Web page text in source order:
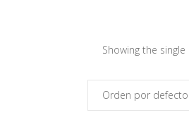
Showing the
Orden por defecto